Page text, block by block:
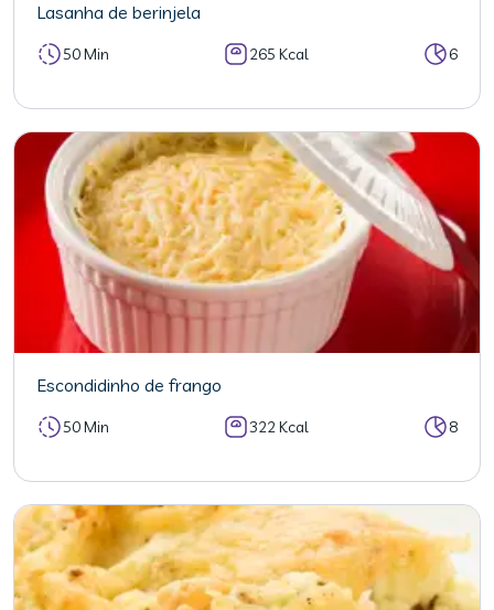
Lasanha de berinjela
50 Min 265 Kcal 6
Escondidinho de frango
50 Min 322 Kcal 8